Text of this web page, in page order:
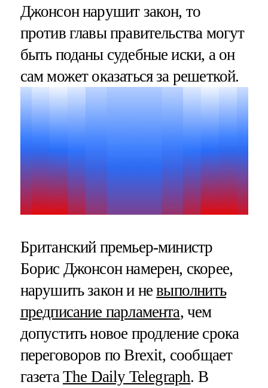
Джонсон нарушит закон, то
против главы правительства могут
быть поданы судебные иски, а он
сам может оказаться за решеткой.
Британский премьер-министр
Борис Джонсон намерен, скорее,
нарушить закон и невыполнить
предписание парламента, чем
допустить новое продление срока
переговоров по Brexit, сообщает
газета The Daily Telegraph. В